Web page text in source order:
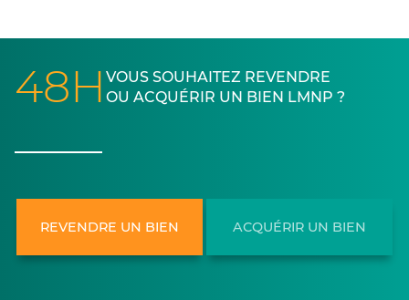
48H VOUS SOUHAITEZ REVENDRE
OU ACQUÉRIR UN BIEN LMNP ?
REVENDRE UN BIEN ACQUÉRIR UN BIEN